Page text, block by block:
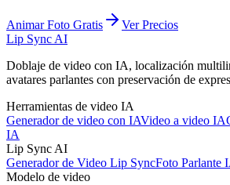
Animar Foto Gratis
Ver Precios
Lip Sync AI
Doblaje de video con IA, localización
avatares parlantes con preservación de
Herramientas de video IA
Generador de video con IAVideo a video IA
IA
Lip Sync AI
Generador de Video Lip SyncFoto Parlante
Modelo de video